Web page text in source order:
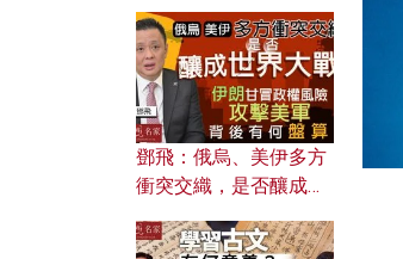
何避免遭AI演算法操
控？
鄧飛：俄烏、美伊多方
衝突交織，是否釀成世
風險攻擊美軍，背後有